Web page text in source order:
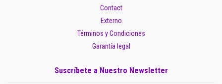
Contact
Externo
Términos y Condiciones
Garantía legal
Suscríbete a Nuestro Newsletter